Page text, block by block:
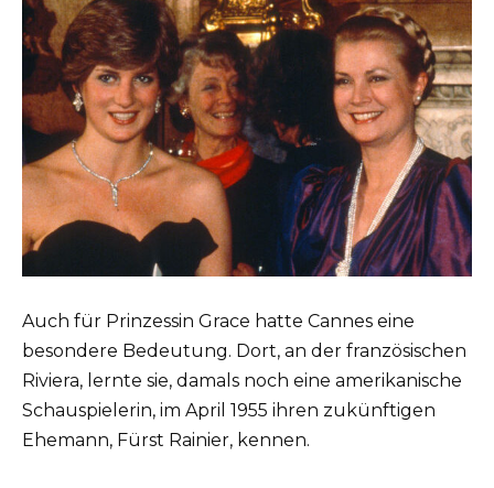
Auch für Prinzessin Grace hatte Cannes eine
besondere Bedeutung. Dort, an der französischen
Riviera, lernte sie, damals noch eine amerikanische
Schauspielerin, im April 1955 ihren zukünftigen
Ehemann, Fürst Rainier, kennen.